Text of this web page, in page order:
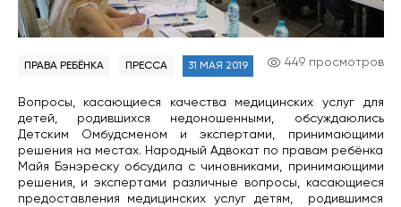
ПРАВА РЕБЁНКА ПРЕССА 31 МАЯ 2019 449 просмотров
Вопросы, касающиеся качества медицинских услуг для
детей, родившихся недоношенными, обсуждаюлись
Детским Омбудсменом и экспертами, принимающими
решения на местах. Народный Адвокат по правам ребёнка
Майя Бэнэреску обсудила с чиновниками, принимающими
решения, и экспертами различные вопросы, касающиеся
предоставления медицинских услуг детям, родившимся